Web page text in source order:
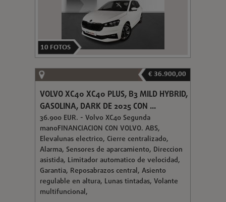
10 FOTOS
€ 36.900,00
VOLVO XC40 XC40 PLUS, B3 MILD HYBRID,
GASOLINA, DARK DE 2025 CON ...
36.900 EUR. - Volvo XC40 Segunda
manoFINANCIACION CON VOLVO. ABS,
Elevalunas electrico, Cierre centralizado,
Alarma, Sensores de aparcamiento, Direccion
asistida, Limitador automatico de velocidad,
Garantia, Reposabrazos central, Asiento
regulable en altura, Lunas tintadas, Volante
multifuncional,